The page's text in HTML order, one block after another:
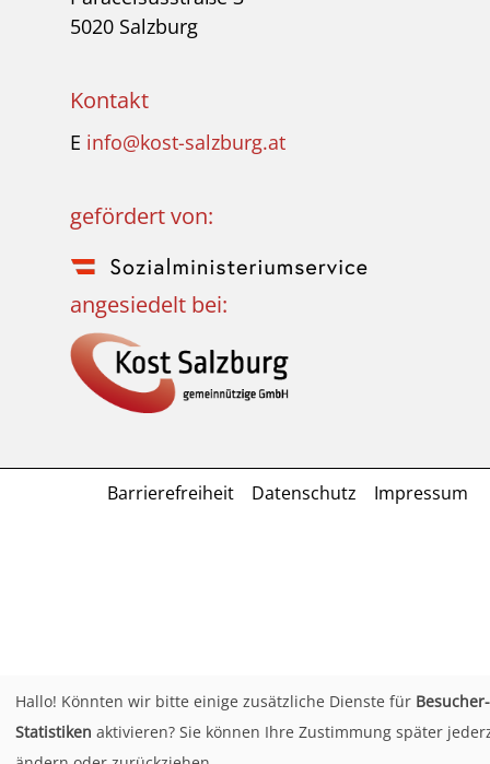
5020 Salzburg
Kontakt
E info@kost-salzburg.at
gefördert von:
angesiedelt bei:
Barrierefreiheit Datenschutz Impressum
Hallo! Könnten wir bitte einige zusätzliche Dienste für Besucher-
Statistiken aktivieren? Sie können Ihre Zustimmung später